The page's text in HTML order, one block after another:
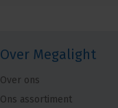
Over Megalight
Over ons
Ons assortiment